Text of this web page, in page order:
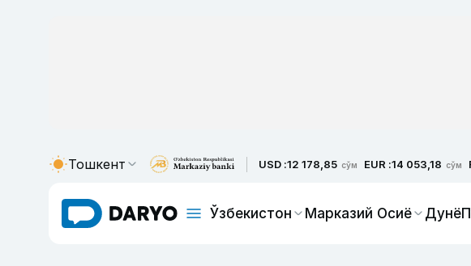
Тошкент USD :12 178,85 сўм EUR :14 053,18 сўм
Ўзбекистон Марказий Осиё Дунё